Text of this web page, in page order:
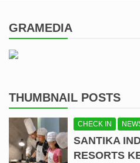
GRAMEDIA
THUMBNAIL POSTS
CHECK IN
SANTIKA
RESORTS